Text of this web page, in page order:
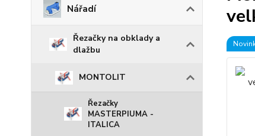
Nářadí
Řezačky na obklady a
dlažbu
MONTOLIT
Řezačky
MASTERPIUMA -
ITALICA